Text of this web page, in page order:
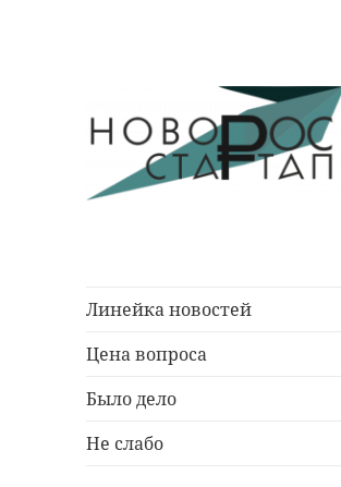
Линейка новостей
Цена вопроса
Было дело
Не слабо